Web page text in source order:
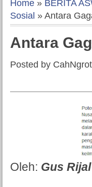
Home » BERITA
Sosial » Antara
Antara
Posted by
Oleh: Gus